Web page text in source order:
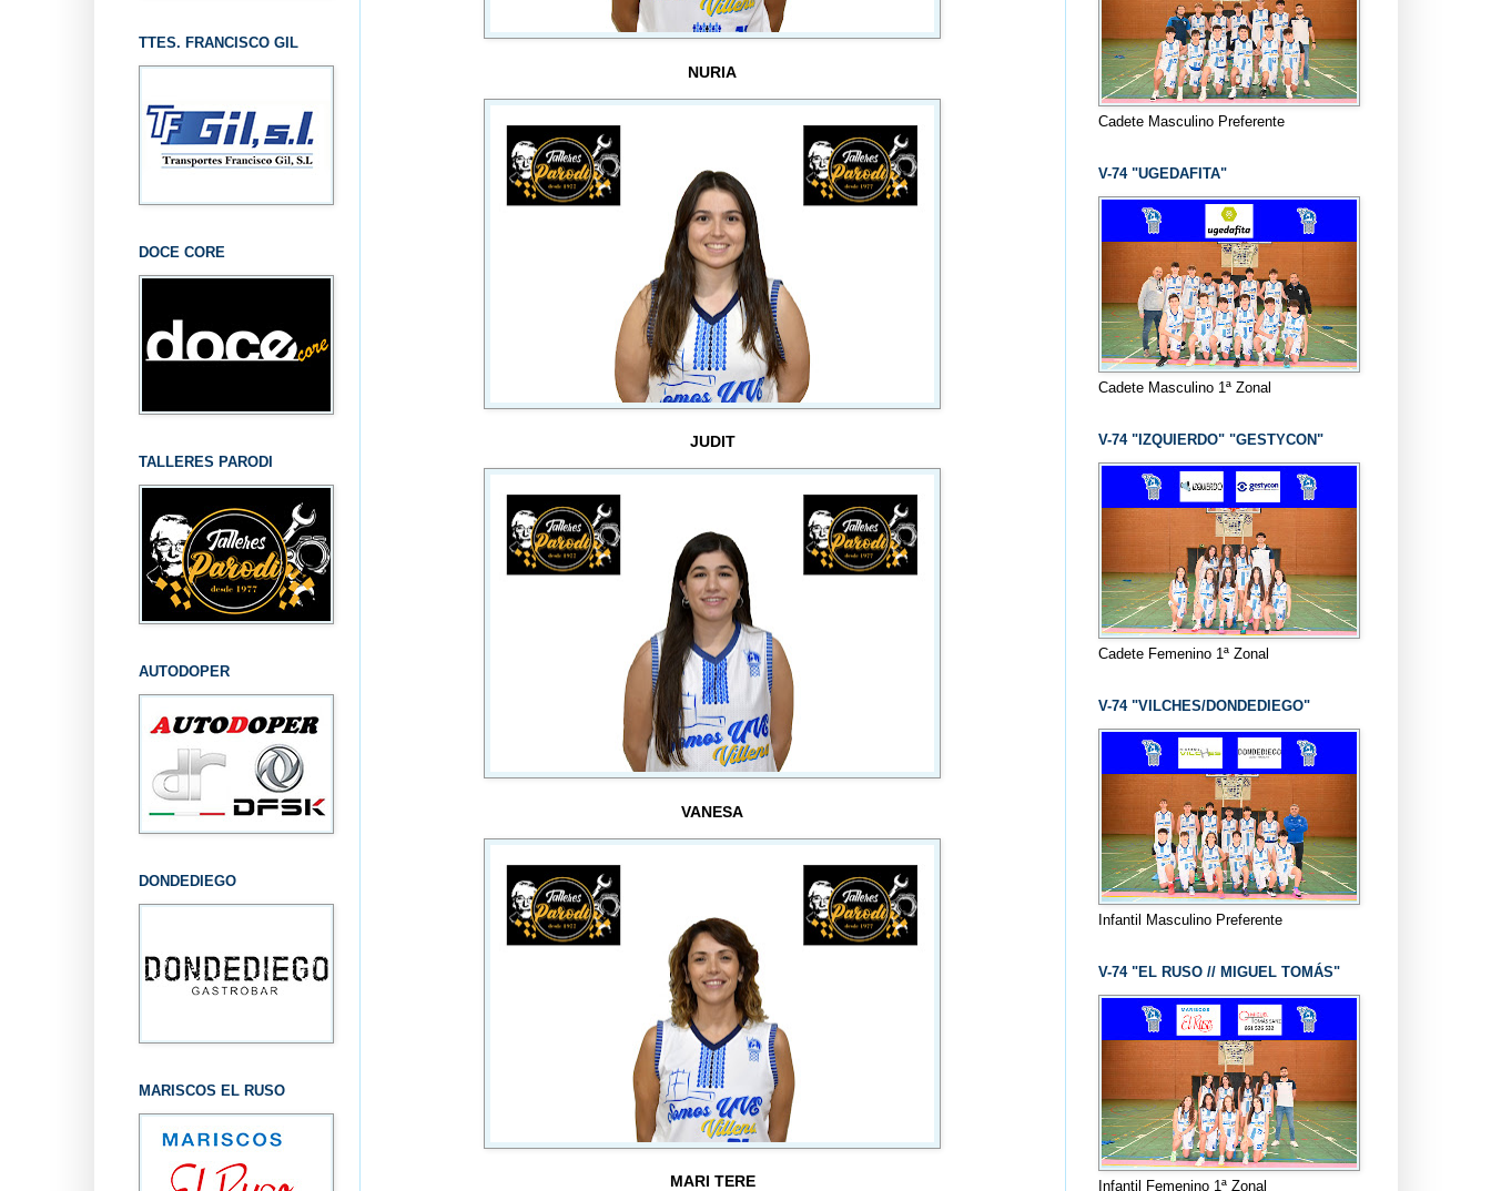
NURIA
JUDIT
VANESA
MARI TERE
TTES. FRANCISCO GIL
DOCE CORE
TALLERES PARODI
AUTODOPER
DONDEDIEGO
MARISCOS EL RUSO
Cadete Masculino Preferente
V-74 "UGEDAFITA"
Cadete Masculino 1ª Zonal
V-74 "IZQUIERDO" "GESTYCON"
Cadete Femenino 1ª Zonal
V-74 "VILCHES/DONDEDIEGO"
Infantil Masculino Preferente
V-74 "EL RUSO // MIGUEL TOMÁS"
Infantil Femenino 1ª Zonal